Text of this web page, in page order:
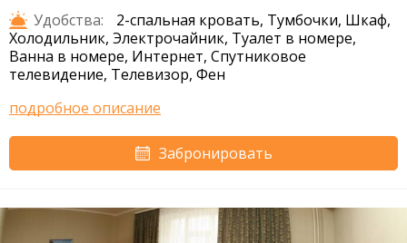
Удобства:
2-спальная кровать, Тумбочки, Шкаф,
Холодильник, Электрочайник, Туалет в номере,
Ванна в номере, Интернет, Спутниковое
телевидение, Телевизор, Фен
подробное описание
Забронировать